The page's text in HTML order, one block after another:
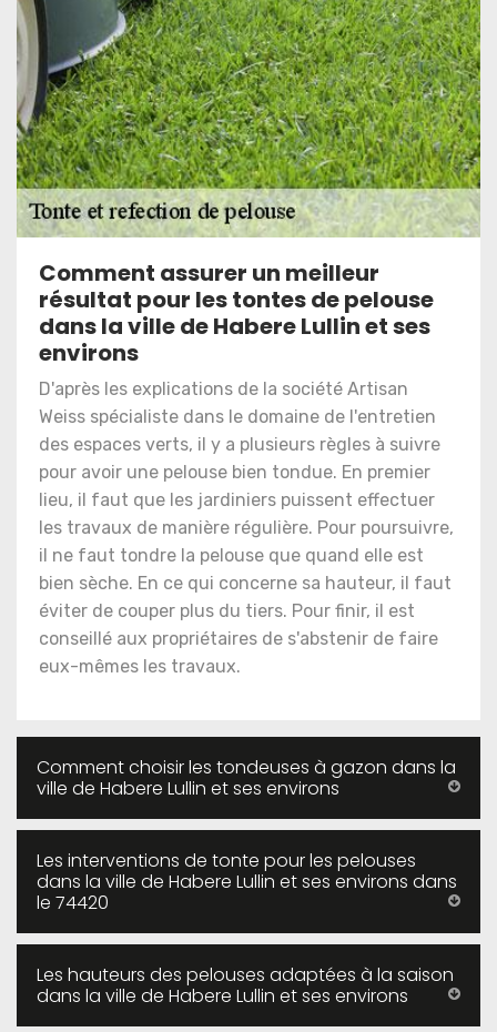
Comment assurer un meilleur
résultat pour les tontes de pelouse
dans la ville de Habere Lullin et ses
environs
D'après les explications de la société Artisan
Weiss spécialiste dans le domaine de l'entretien
des espaces verts, il y a plusieurs règles à suivre
pour avoir une pelouse bien tondue. En premier
lieu, il faut que les jardiniers puissent effectuer
les travaux de manière régulière. Pour poursuivre,
il ne faut tondre la pelouse que quand elle est
bien sèche. En ce qui concerne sa hauteur, il faut
éviter de couper plus du tiers. Pour finir, il est
conseillé aux propriétaires de s'abstenir de faire
eux-mêmes les travaux.
Comment choisir les tondeuses à gazon dans la
ville de Habere Lullin et ses environs
Les interventions de tonte pour les pelouses
dans la ville de Habere Lullin et ses environs dans
le 74420
Les hauteurs des pelouses adaptées à la saison
dans la ville de Habere Lullin et ses environs